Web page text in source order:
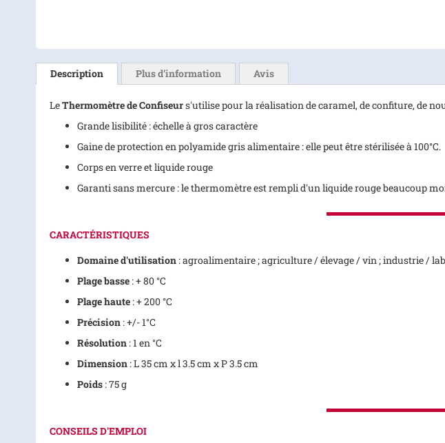
the
beginning
the
images
Description
LeThermomètre de Confiseurs'utilise pour la réalisation de caramel, de confiture, de
Grande lisibilité : échelle à gros caractère
Gaine de protection en polyamide gris alimentaire : elle peut être stérilisée à 100°C.
Corps en verre et liquide rouge
Garanti sans mercure : le thermomètre est rempli d'un liquide rouge beaucoup
CARACTÉRISTIQUES
Domaine d'utilisation : agroalimentaire ; agriculture / élevage / vin ; industrie /
Plage basse : + 80 °C
Plage haute : + 200 °C
Précision : +/- 1°C
Résolution : 1 en °C
Dimension : L 35 cm x l 3.5 cm x P 3.5 cm
Poids : 75 g
CONSEILS D'EMPLOI
Plus d’information Avis